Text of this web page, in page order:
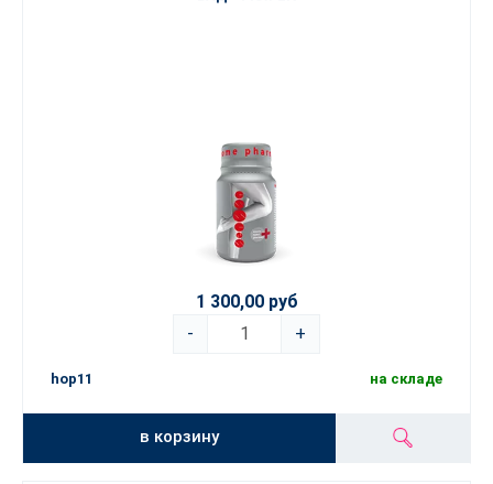
1 300,00 руб
-
+
hop11 на складе
в корзину